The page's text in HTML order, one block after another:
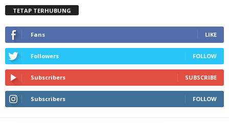
TETAP TERHUBUNG
Fans LIKE
Followers FOLLOW
Subscribers SUBSCRIBE
Subscribers FOLLOW